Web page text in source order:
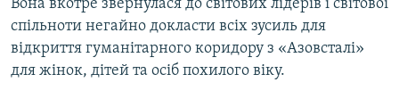
Вона вкотре звернулася до світових лідерів і світової
спільноти негайно докласти всіх зусиль для
відкриття гуманітарного коридору з «Азовсталі»
для жінок, дітей та осіб похилого віку.